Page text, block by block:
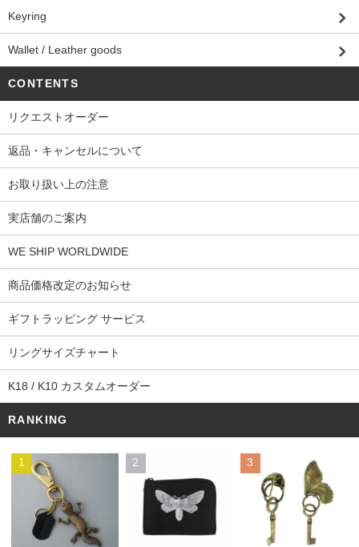
Keyring
Wallet / Leather goods
CONTENTS
リクエストオーダー
返品・キャンセルについて
お取り扱い上の注意
実店舗のご案内
WE SHIP WORLDWIDE
商品価格改定のお知らせ
ギフトラッピング サービス
リングサイズチャート
K18 / K10 カスタムオーダー
RANKING
1 2 3